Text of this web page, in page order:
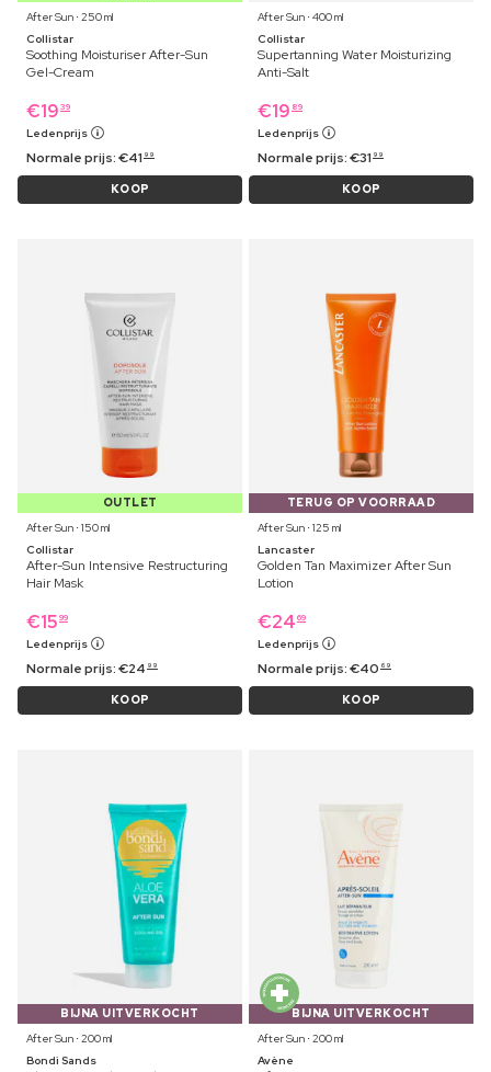
After Sun ⋅ 250 ml
Collistar
Soothing Moisturiser After-Sun
Gel-Cream
€19 39
Ledenprijs
Normale prijs:€41 99
KOOP
After Sun ⋅ 400 ml
Collistar
Supertanning Water Moisturizing
Anti-Salt
€19 89
Ledenprijs
Normale prijs:€31 99
KOOP
OUTLET
After Sun ⋅ 150 ml
Collistar
After-Sun Intensive Restructuring
Hair Mask
€15 99
Ledenprijs
Normale prijs:€24 99
KOOP
TERUG OP VOORRAAD
After Sun ⋅ 125 ml
Lancaster
Golden Tan Maximizer After Sun
Lotion
€24 69
Ledenprijs
Normale prijs:€40 69
KOOP
BIJNA UITVERKOCHT
After Sun ⋅ 200 ml
Bondi Sands
BIJNA UITVERKOCHT
After Sun ⋅ 200 ml
Avène